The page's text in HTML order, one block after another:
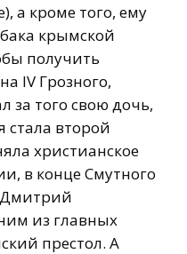
а кроме того, ему
крымской
получить
IV Грозного,
за того свою дочь,
стала второй
христианское
в конце Смутного
Дмитрий
из главных
престол. А